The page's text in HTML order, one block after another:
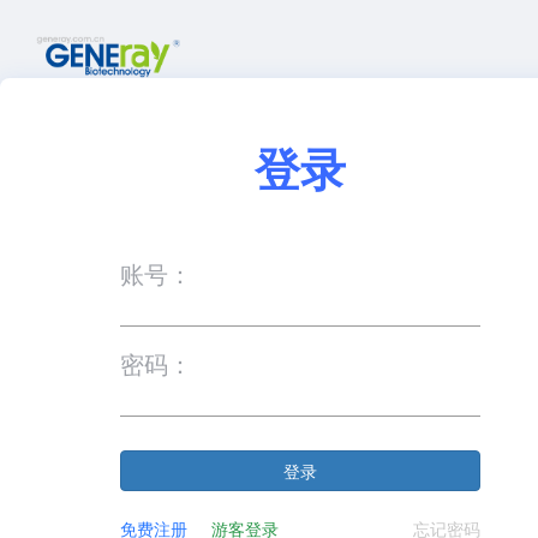
登录
账号：
密码：
登录
免费注册 游客登录 忘记密码